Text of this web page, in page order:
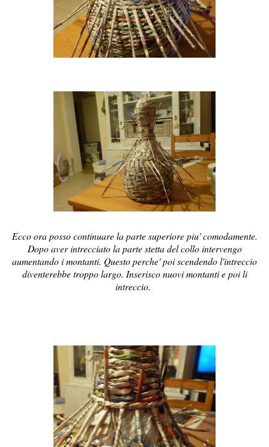
Ecco ora posso continuare la parte superiore piu' comodamente.
Dopo aver intrecciato la parte stetta del collo intervengo
aumentando i montanti. Questo perche' poi scendendo l'intreccio
diventerebbe troppo largo. Inserisco nuovi montanti e poi li
intreccio.